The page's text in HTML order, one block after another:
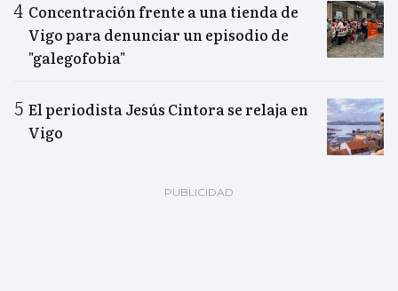
Concentración frente a una tienda de
Vigo para denunciar un episodio de
"galegofobia"
El periodista Jesús Cintora se relaja en
Vigo